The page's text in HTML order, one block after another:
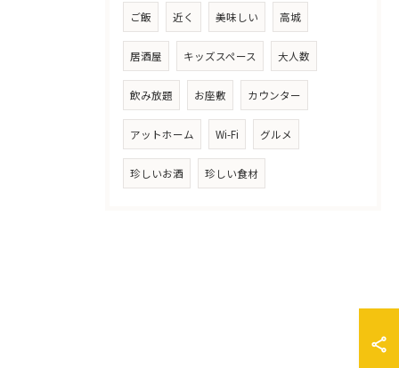
ご飯 近く 美味しい 高城
居酒屋 キッズスペース 大人数
飲み放題 お座敷 カウンター
アットホーム Wi-Fi グルメ
珍しいお酒 珍しい食材